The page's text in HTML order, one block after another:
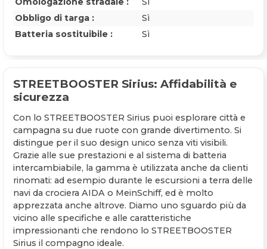
Obbligo di targa :
Sì
Batteria sostituibile :
Sì
STREETBOOSTER Sirius: Affidabilità e
sicurezza
Con lo STREETBOOSTER Sirius puoi esplorare città e
campagna su due ruote con grande divertimento. Si
distingue per il suo design unico senza viti visibili.
Grazie alle sue prestazioni e al sistema di batteria
intercambiabile, la gamma è utilizzata anche da clienti
rinomati: ad esempio durante le escursioni a terra delle
navi da crociera AIDA o MeinSchiff, ed è molto
apprezzata anche altrove. Diamo uno sguardo più da
vicino alle specifiche e alle caratteristiche
impressionanti che rendono lo STREETBOOSTER
Sirius il compagno ideale.